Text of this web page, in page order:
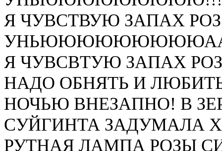
Я ЧУВСТВУЮ ЗАПАХ
Я ЧУВСВТУЮ ЗАПАХ
НАДО ОБНЯТЬ И
НОЧЬЮ ВНЕЗАПНО! В
СУЙГИНТА ЗАДУМАЛА
РУТНАЯ ЛАМПА РОЗЫ